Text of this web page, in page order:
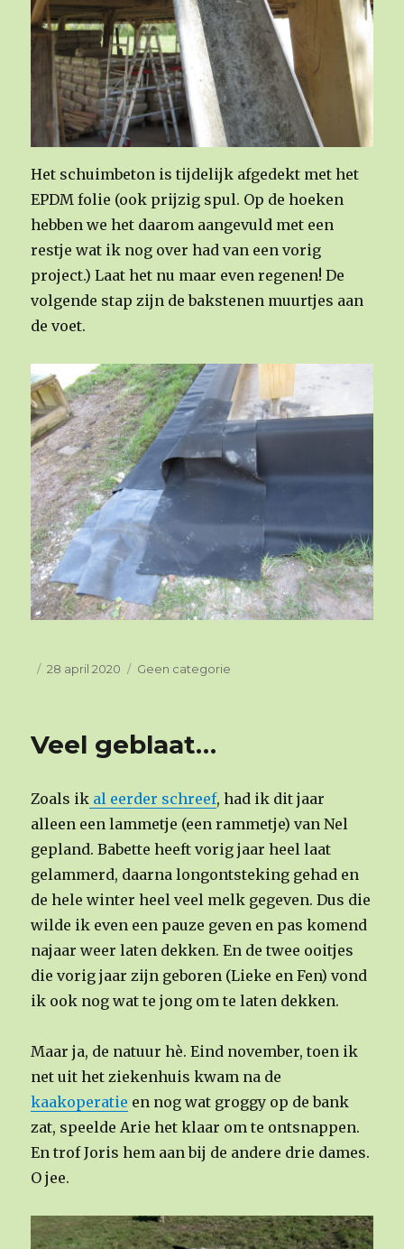
Het schuimbeton is tijdelijk afgedekt met het
EPDM folie (ook prijzig spul. Op de hoeken
hebben we het daarom aangevuld met een
restje wat ik nog over had van een vorig
project.) Laat het nu maar even regenen! De
volgende stap zijn de bakstenen muurtjes aan
de voet.
Geplaatst
28 april 2020 Categorieën
Geen categorie
Veel geblaat…
Zoals ik al eerder schreef, had ik dit jaar
alleen een lammetje (een rammetje) van Nel
gepland. Babette heeft vorig jaar heel laat
gelammerd, daarna longontsteking gehad en
de hele winter heel veel melk gegeven. Dus die
wilde ik even een pauze geven en pas komend
najaar weer laten dekken. En de twee ooitjes
die vorig jaar zijn geboren (Lieke en Fen) vond
ik ook nog wat te jong om te laten dekken.
Maar ja, de natuur hè. Eind november, toen ik
net uit het ziekenhuis kwam na de
kaakoperatie en nog wat groggy op de bank
zat, speelde Arie het klaar om te ontsnappen.
En trof Joris hem aan bij de andere drie dames.
O jee.